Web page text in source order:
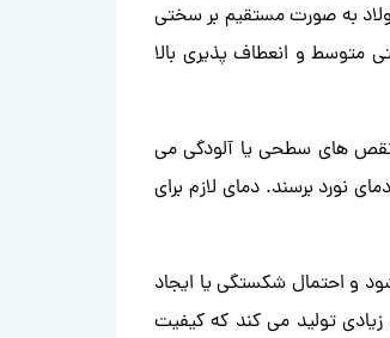
به صورت مستقیم بر سختی
متوسط و انعطاف پذیری بالا
های سطحی یا آلودگی می
نورد برسند. دمای لازم برای
و احتمال شکستگی یا ایجاد
زیادی تولید می کند که کیفیت